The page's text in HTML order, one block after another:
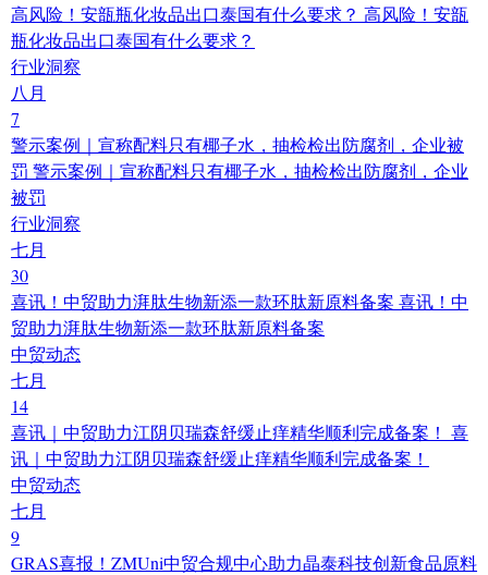
高风险！安瓿瓶化妆品出口泰国有什么要求？ 高风险！安瓿
瓶化妆品出口泰国有什么要求？
行业洞察
八月
7
警示案例｜宣称配料只有椰子水，抽检检出防腐剂，企业被
罚 警示案例｜宣称配料只有椰子水，抽检检出防腐剂，企业
被罚
行业洞察
七月
30
喜讯！中贸助力湃肽生物新添一款环肽新原料备案 喜讯！中
贸助力湃肽生物新添一款环肽新原料备案
中贸动态
七月
14
喜讯｜中贸助力江阴贝瑞森舒缓止痒精华顺利完成备案！ 喜
讯｜中贸助力江阴贝瑞森舒缓止痒精华顺利完成备案！
中贸动态
七月
9
GRAS喜报！ZMUni中贸合规中心助力晶泰科技创新食品原料